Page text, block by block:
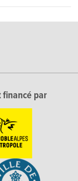
financé par